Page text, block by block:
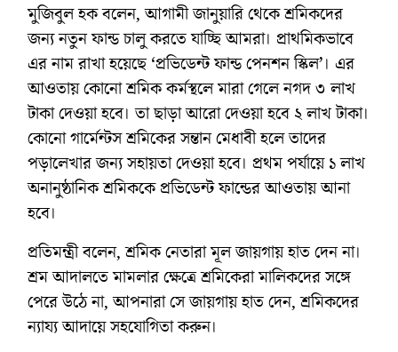
মুজিবুল হক বলেন, আগামী জানুয়ারি থেকে শ্রমিকদের
জন্য নতুন ফান্ড চালু করতে যাচ্ছি আমরা। প্রাথমিকভাবে
এর নাম রাখা হয়েছে ‘প্রভিডেন্ট ফান্ড পেনশন স্কিল’। এর
আওতায় কোনো শ্রমিক কর্মস্থলে মারা গেলে নগদ ৩ লাখ
টাকা দেওয়া হবে। তা ছাড়া আরো দেওয়া হবে ২ লাখ টাকা।
কোনো গার্মেন্টস শ্রমিকের সন্তান মেধাবী হলে তাদের
পড়ালেখার জন্য সহায়তা দেওয়া হবে। প্রথম পর্যায়ে ১ লাখ
অনানুষ্ঠানিক শ্রমিককে প্রভিডেন্ট ফান্ডের আওতায় আনা
হবে।
প্রতিমন্ত্রী বলেন, শ্রমিক নেতারা মূল জায়গায় হাত দেন না।
শ্রম আদালতে মামলার ক্ষেত্রে শ্রমিকেরা মালিকদের সঙ্গে
পেরে উঠে না, আপনারা সে জায়গায় হাত দেন, শ্রমিকদের
ন্যায্য আদায়ে সহযোগিতা করুন।